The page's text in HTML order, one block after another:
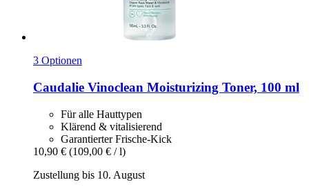
3 Optionen
Caudalie Vinoclean Moisturizing Toner, 100 ml
Für alle Hauttypen
Klärend & vitalisierend
Garantierter Frische-Kick
10,90 € (109,00 € / l)
Zustellung bis 10. August